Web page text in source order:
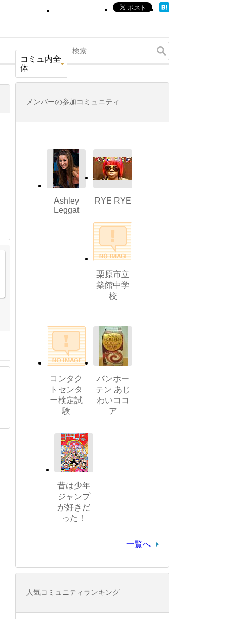
コミュ内全
体
メンバーの参加コミュニティ
Ashley
Leggat
RYE RYE
栗原市立
築館中学
校
コンタク
トセンタ
ー検定試
験
バンホー
テン あじ
わいココ
ア
昔は少年
ジャンプ
が好きだ
った！
一覧へ
人気コミュニティランキング